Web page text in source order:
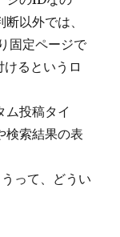
以外では、
固定ページで
るというロ
ム投稿タイ
検索結果の表
って、どうい